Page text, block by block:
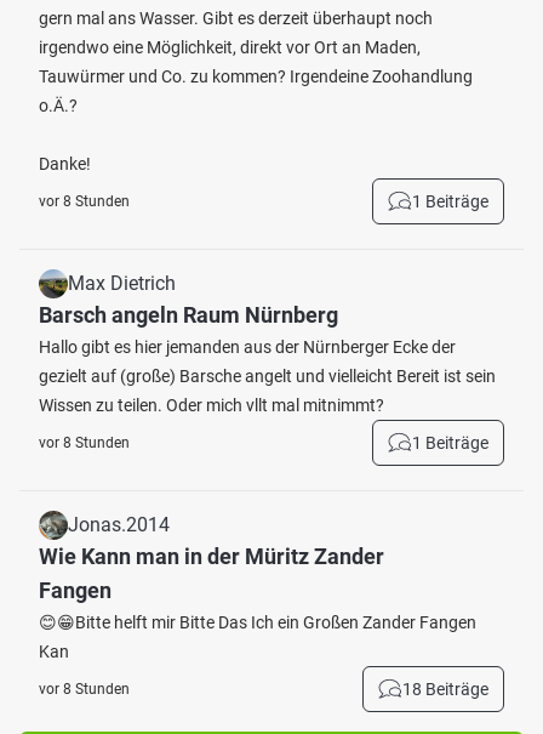
gern mal ans Wasser. Gibt es derzeit überhaupt noch
irgendwo eine Möglichkeit, direkt vor Ort an Maden,
Tauwürmer und Co. zu kommen? Irgendeine Zoohandlung
o.Ä.?
Danke!
vor 8 Stunden 1 Beiträge
Max Dietrich
Barsch angeln Raum Nürnberg
Hallo gibt es hier jemanden aus der Nürnberger Ecke der
gezielt auf (große) Barsche angelt und vielleicht Bereit ist sein
Wissen zu teilen. Oder mich vllt mal mitnimmt?
vor 8 Stunden 1 Beiträge
Jonas.2014
Wie Kann man in der Müritz Zander
Fangen
😊😁Bitte helft mir Bitte Das Ich ein Großen Zander Fangen
Kan
vor 8 Stunden 18 Beiträge